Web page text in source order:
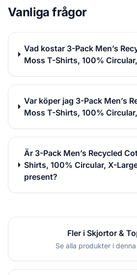
Vanliga frågor
Vad kostar 3-Pack Men’s
Moss T-Shirts, 100%
Var köper jag 3-Pack Men’s
Moss T-Shirts, 100%
Är 3-Pack Men’s Recycled
Shirts, 100% Circular, X-
present?
Fler i Skjortor &
Se alla produkter i